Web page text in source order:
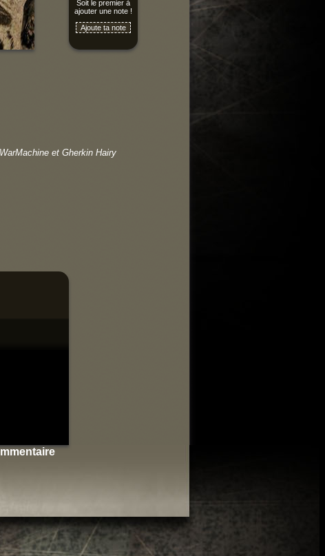
Soit le premier à
ajouter une note !
et Gherkin Hairy